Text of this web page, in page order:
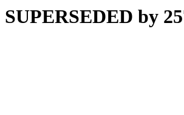
SUPERSEDED by